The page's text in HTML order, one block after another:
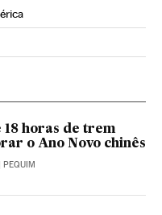
Instagram
en Facebook
horas de trem
o Ano Novo chinês
| PEQUIM